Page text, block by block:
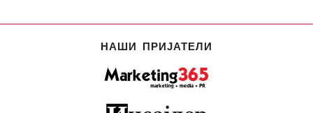
НАШИ ПРИЈАТЕЛИ